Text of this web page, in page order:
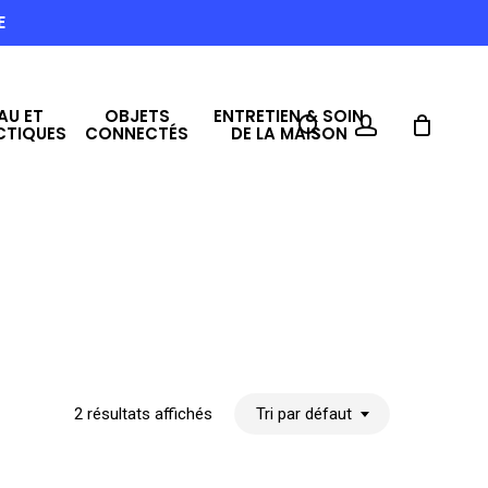
ET OBJETS
CONNECTÉS
ENTRETIEN & SOIN
DE LA MAISONsearchaccount
2 résultats affichés Tri par défaut